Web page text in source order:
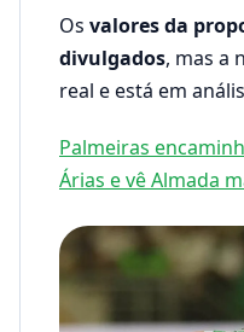
Os valores da
divulgados, mas a
real e está em
Palmeiras
Árias e vê Almada